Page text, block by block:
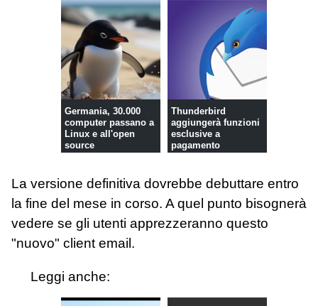
Germania, 30.000
computer passano a
Linux e all'open
source
Thunderbird
aggiungerà funzioni
esclusive a
pagamento
La versione definitiva dovrebbe debuttare entro
la fine del mese in corso. A quel punto bisognerà
vedere se gli utenti apprezzeranno questo
"nuovo" client email.
Leggi anche: